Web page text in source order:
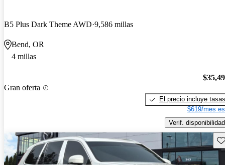
B5 Plus Dark Theme AWD 9,586 millas
Bend, OR
4 millas
Gran oferta
El precio incluye tasas
$619/mes
Verif. disponibilidad